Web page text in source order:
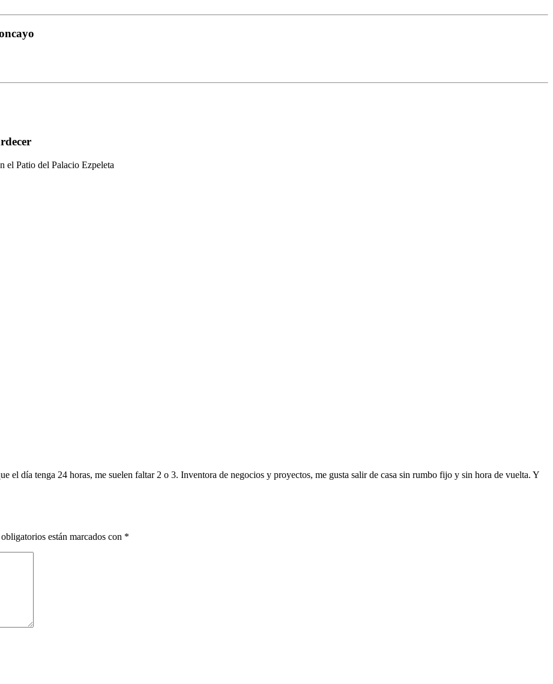
el Patio del Palacio Ezpeleta
el día tenga 24 horas, me suelen faltar 2 o 3. Inventora de negocios y proyectos, me gusta salir de casa sin rumbo fijo y sin hora de vuelta. Y
están marcados con *